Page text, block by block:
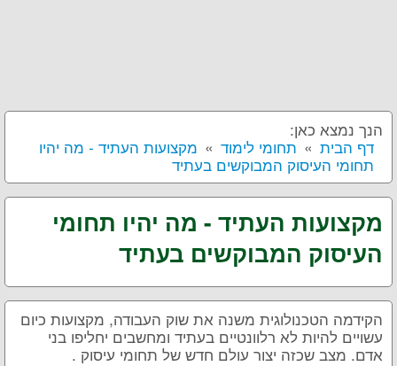
הנך נמצא כאן:
דף הבית
תחומי לימוד
מקצועות העתיד - מה יהיו
תחומי העיסוק המבוקשים בעתיד
מקצועות העתיד - מה יהיו תחומי
העיסוק המבוקשים בעתיד
הקידמה הטכנולוגית משנה את שוק העבודה, מקצועות כיום
עשויים להיות לא רלוונטיים בעתיד ומחשבים יחליפו בני
אדם. מצב שכזה יצור עולם חדש של תחומי עיסוק .